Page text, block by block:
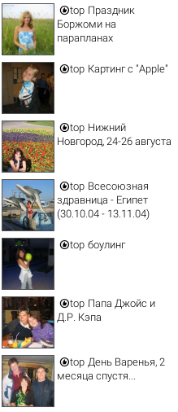
top Праздник
Боржоми на
парапланах
top Картинг с "Apple"
top Нижний
Новгород, 24-26 августа
top Всесоюзная
здравница - Египет
(30.10.04 - 13.11.04)
top боулинг
top Папа Джойс и
Д.Р. Кэпа
top День Варенья, 2
месяца спустя...